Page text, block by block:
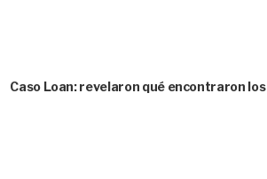
Caso Loan: revelaron qué encontraron